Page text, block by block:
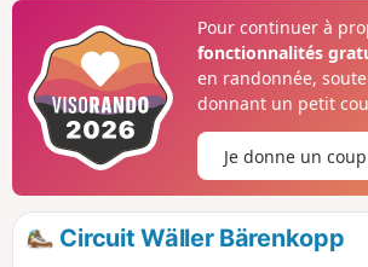
Pour continuer à
fonctionnalités
en randonnée,
donnant un petit
Je donne un
Circuit Wäller Bärenkopp